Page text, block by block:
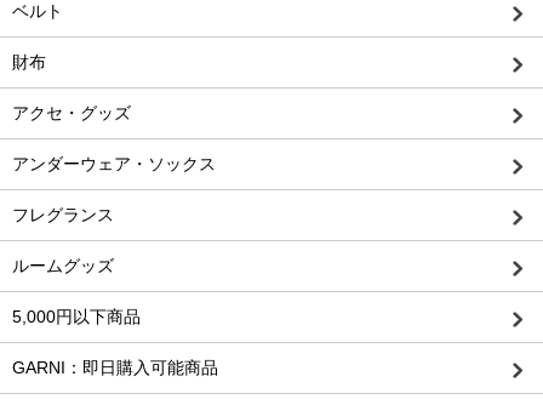
ベルト
財布
アクセ・グッズ
アンダーウェア・ソックス
フレグランス
ルームグッズ
5,000円以下商品
GARNI：即日購入可能商品